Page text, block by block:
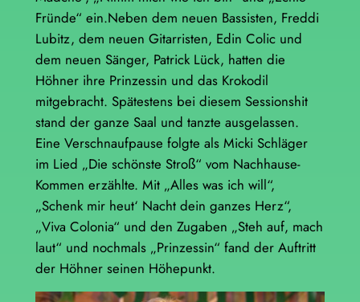
Fründe“ ein.Neben dem neuen Bassisten, Freddi
Lubitz, dem neuen Gitarristen, Edin Colic und
dem neuen Sänger, Patrick Lück, hatten die
Höhner ihre Prinzessin und das Krokodil
mitgebracht. Spätestens bei diesem Sessionshit
stand der ganze Saal und tanzte ausgelassen.
Eine Verschnaufpause folgte als Micki Schläger
im Lied „Die schönste Stroß“ vom Nachhause-
Kommen erzählte. Mit „Alles was ich will“,
„Schenk mir heut‘ Nacht dein ganzes Herz“,
„Viva Colonia“ und den Zugaben „Steh auf, mach
laut“ und nochmals „Prinzessin“ fand der Auftritt
der Höhner seinen Höhepunkt.